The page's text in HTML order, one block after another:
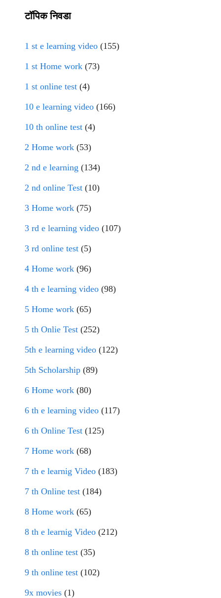
टॉपिक निवडा
1 st e learning video (155)
1 st Home work (73)
1 st online test (4)
10 e learning video (166)
10 th online test (4)
2 Home work (53)
2 nd e learning (134)
2 nd online Test (10)
3 Home work (75)
3 rd e learning video (107)
3 rd online test (5)
4 Home work (96)
4 th e learning video (98)
5 Home work (65)
5 th Onlie Test (252)
5th e learning video (122)
5th Scholarship (89)
6 Home work (80)
6 th e learning video (117)
6 th Online Test (125)
7 Home work (68)
7 th e learnig Video (183)
7 th Online test (184)
8 Home work (65)
8 th e learnig Video (212)
8 th online test (35)
9 th online test (102)
9x movies (1)